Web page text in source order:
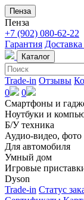
Пенза
Пенза
+7 (902) 080-62-22
Гарантия
Каталог
Trade-in Отзывы
0
0
Смартфоны и
Ноутбуки и
Б/У техника
Аудио-видео, фото
Для автомобиля
Умный дом
Игровые
Dyson
Trade-in Статус